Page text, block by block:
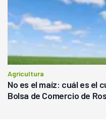
Agricultura
No es el maíz: cuál es el
Bolsa de Comercio de